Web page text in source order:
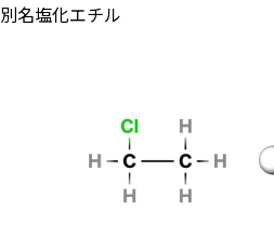
別名塩化エチル